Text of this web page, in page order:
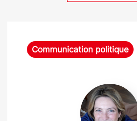
Communication politique
Virginie
Tournay